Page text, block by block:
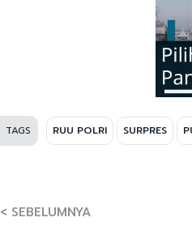
TAGS RUU POLRI SURPRES
< SEBELUMNYA